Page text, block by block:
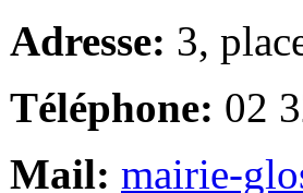
Adresse: 3,
Téléphone: 02
Mail: mairie-